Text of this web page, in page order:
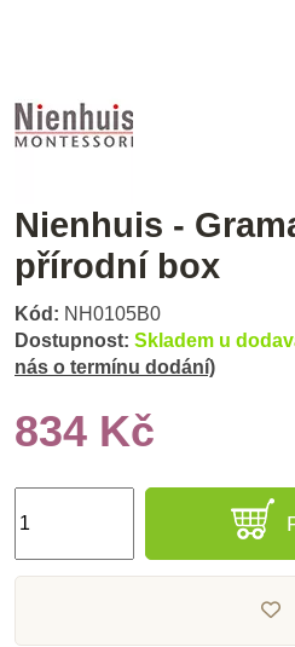
Nienhuis -
přírodní box
Kód: NH0105B0
Dostupnost: Skladem u
nás o termínu dodání)
834 Kč